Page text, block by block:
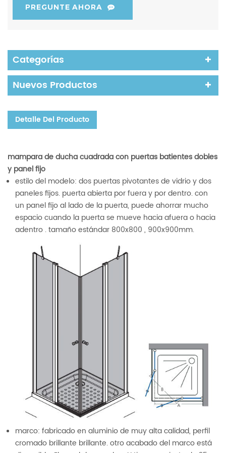
PREGUNTE AHORA
Categorías
Nuevos Productos
Detalle Del Producto
mampara de ducha cuadrada con puertas batientes dobles
y panel fijo
estilo del modelo: dos puertas pivotantes de vidrio y dos
paneles fijos. puerta abierta por fuera y por dentro. con
un panel fijo al lado de la puerta, puede ahorrar mucho
espacio cuando la puerta se mueve hacia afuera o hacia
adentro . tamaño estándar 800x800 , 900x900mm.
marco: fabricado en aluminio de muy alta calidad, perfil
cromado brillante brillante. otro acabado del marco está